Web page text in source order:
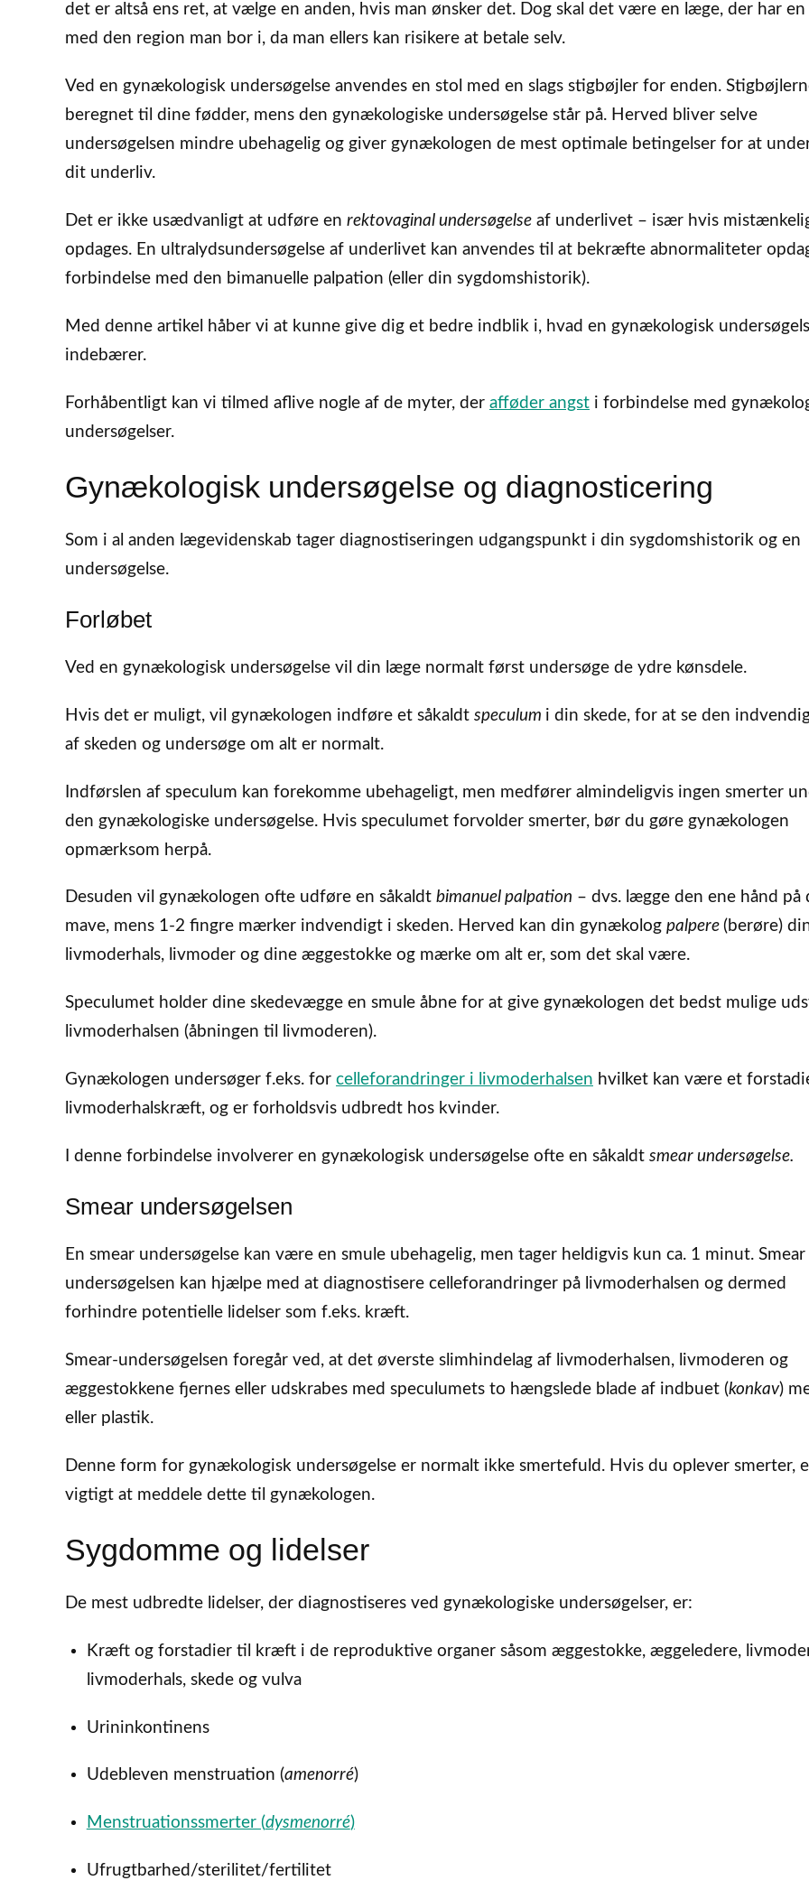
det er altså ens ret, at vælge en anden, hvis man ønsker det. Dog skal det være en læge, der har en
med den region man bor i, da man ellers kan risikere at betale selv.
Ved en gynækologisk undersøgelse anvendes en stol med en slags stigbøjler for enden.
beregnet til dine fødder, mens den gynækologiske undersøgelse står på. Herved bliver selve
undersøgelsen mindre ubehagelig og giver gynækologen de mest optimale betingelser for at
dit underliv.
Det er ikke usædvanligt at udføre en rektovaginal undersøgelse af underlivet – især hvis
opdages. En ultralydsundersøgelse af underlivet kan anvendes til at bekræfte abnormaliteter
forbindelse med den bimanuelle palpation (eller din sygdomshistorik).
Med denne artikel håber vi at kunne give dig et bedre indblik i, hvad en gynækologisk
indebærer.
Forhåbentligt kan vi tilmed aflive nogle af de myter, der afføder angst i forbindelse med
undersøgelser.
Gynækologisk undersøgelse og diagnosticering
Som i al anden lægevidenskab tager diagnostiseringen udgangspunkt i din sygdomshistorik og en
undersøgelse.
Forløbet
Ved en gynækologisk undersøgelse vil din læge normalt først undersøge de ydre kønsdele.
Hvis det er muligt, vil gynækologen indføre et såkaldt speculum i din skede, for at se den
af skeden og undersøge om alt er normalt.
Indførslen af speculum kan forekomme ubehageligt, men medfører almindeligvis ingen smerter
den gynækologiske undersøgelse. Hvis speculumet forvolder smerter, bør du gøre gynækologen
opmærksom herpå.
Desuden vil gynækologen ofte udføre en såkaldt bimanuel palpation – dvs. lægge den ene hånd på
mave, mens 1-2 fingre mærker indvendigt i skeden. Herved kan din gynækolog palpere (berøre)
livmoderhals, livmoder og dine æggestokke og mærke om alt er, som det skal være.
Speculumet holder dine skedevægge en smule åbne for at give gynækologen det bedst mulige
livmoderhalsen (åbningen til livmoderen).
Gynækologen undersøger f.eks. for celleforandringer i livmoderhalsen hvilket kan være et
livmoderhalskræft, og er forholdsvis udbredt hos kvinder.
I denne forbindelse involverer en gynækologisk undersøgelse ofte en såkaldt smear undersøgelse.
Smear undersøgelsen
En smear undersøgelse kan være en smule ubehagelig, men tager heldigvis kun ca. 1 minut. Smear
undersøgelsen kan hjælpe med at diagnostisere celleforandringer på livmoderhalsen og dermed
forhindre potentielle lidelser som f.eks. kræft.
Smear-undersøgelsen foregår ved, at det øverste slimhindelag af livmoderhalsen, livmoderen og
æggestokkene fjernes eller udskrabes med speculumets to hængslede blade af indbuet (konkav)
eller plastik.
Denne form for gynækologisk undersøgelse er normalt ikke smertefuld. Hvis du oplever smerter,
vigtigt at meddele dette til gynækologen.
Sygdomme og lidelser
De mest udbredte lidelser, der diagnostiseres ved gynækologiske undersøgelser, er:
Kræft og forstadier til kræft i de reproduktive organer såsom æggestokke, æggeledere,
livmoderhals, skede og vulva
Urininkontinens
Udebleven menstruation (amenorré)
Menstruationssmerter (dysmenorré)
Ufrugtbarhed/sterilitet/fertilitet